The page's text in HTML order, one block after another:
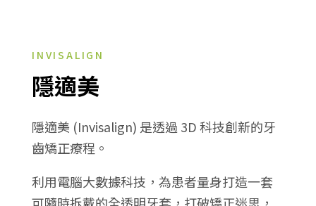
INVISALIGN
隱適美
隱適美 (Invisalign) 是透過 3D 科技創新的牙
齒矯正療程。
利用電腦大數據科技，為患者量身打造一套
可隨時拆戴的全透明牙套，打破矯正迷思，